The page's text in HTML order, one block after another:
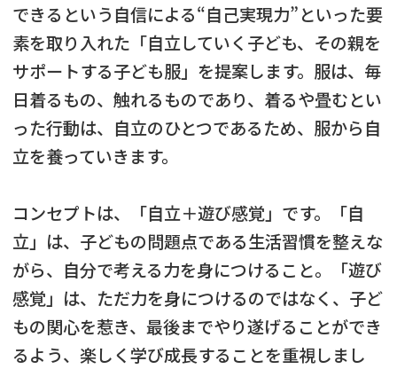
できるという自信による“自己実現力”といった要
素を取り入れた「自立していく子ども、その親を
サポートする子ども服」を提案します。服は、毎
日着るもの、触れるものであり、着るや畳むとい
った行動は、自立のひとつであるため、服から自
立を養っていきます。
コンセプトは、「自立＋遊び感覚」です。「自
立」は、子どもの問題点である生活習慣を整えな
がら、自分で考える力を身につけること。「遊び
感覚」は、ただ力を身につけるのではなく、子ど
もの関心を惹き、最後までやり遂げることができ
るよう、楽しく学び成長することを重視しまし